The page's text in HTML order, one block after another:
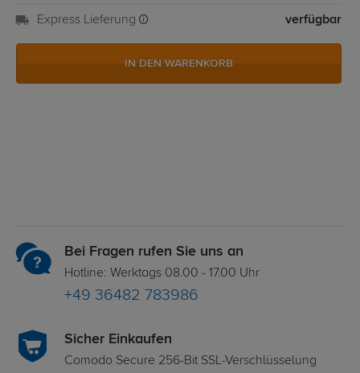
Express Lieferung verfügbar
IN DEN WARENKORB
Bei Fragen rufen Sie uns an
Hotline: Werktags 08.00 - 17.00 Uhr
+49 36482 783986
Sicher Einkaufen
Comodo Secure 256-Bit SSL-Verschlüsselung